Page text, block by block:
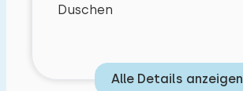
Duschen
Alle Details anzeigen